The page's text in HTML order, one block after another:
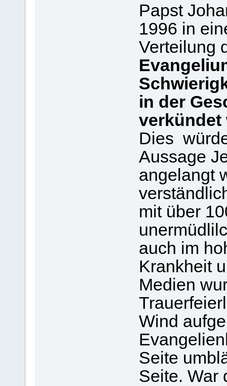
Papst
1996 in
Verteilung
in der
verkündet
Dies
Aussage
angelangt
mit über
auch im
Krankheit
Medien
Wind
Seite
Seite. War